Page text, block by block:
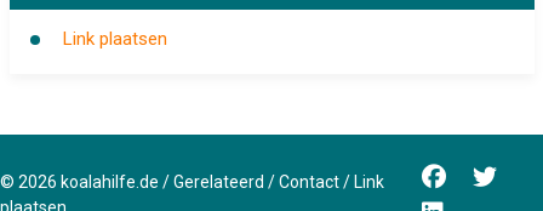
Link plaatsen
© 2026 koalahilfe.de /Gerelateerd /Contact/ Link